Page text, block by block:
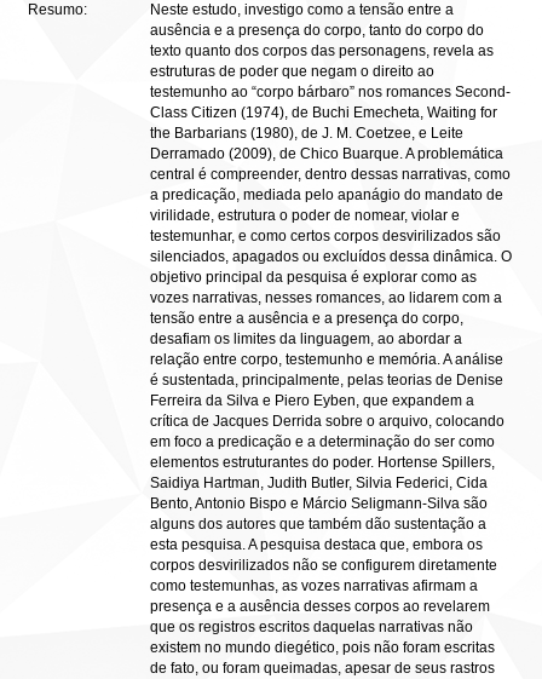
Resumo:
Neste estudo, investigo como a tensão entre a
ausência e a presença do corpo, tanto do corpo do
texto quanto dos corpos das personagens, revela as
estruturas de poder que negam o direito ao
testemunho ao “corpo bárbaro” nos romances Second-
Class Citizen (1974), de Buchi Emecheta, Waiting for
the Barbarians (1980), de J. M. Coetzee, e Leite
Derramado (2009), de Chico Buarque. A problemática
central é compreender, dentro dessas narrativas, como
a predicação, mediada pelo apanágio do mandato de
virilidade, estrutura o poder de nomear, violar e
testemunhar, e como certos corpos desvirilizados são
silenciados, apagados ou excluídos dessa dinâmica. O
objetivo principal da pesquisa é explorar como as
vozes narrativas, nesses romances, ao lidarem com a
tensão entre a ausência e a presença do corpo,
desafiam os limites da linguagem, ao abordar a
relação entre corpo, testemunho e memória. A análise
é sustentada, principalmente, pelas teorias de Denise
Ferreira da Silva e Piero Eyben, que expandem a
crítica de Jacques Derrida sobre o arquivo, colocando
em foco a predicação e a determinação do ser como
elementos estruturantes do poder. Hortense Spillers,
Saidiya Hartman, Judith Butler, Silvia Federici, Cida
Bento, Antonio Bispo e Márcio Seligmann-Silva são
alguns dos autores que também dão sustentação a
esta pesquisa. A pesquisa destaca que, embora os
corpos desvirilizados não se configurem diretamente
como testemunhas, as vozes narrativas afirmam a
presença e a ausência desses corpos ao revelarem
que os registros escritos daquelas narrativas não
existem no mundo diegético, pois não foram escritas
de fato, ou foram queimadas, apesar de seus rastros